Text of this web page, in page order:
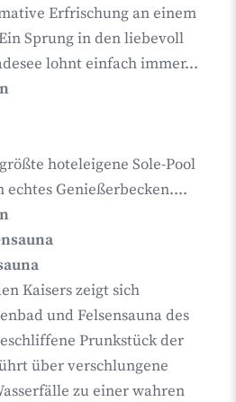
Erfrischung an einem
Sprung in den liebevoll
lohnt einfach immer...
hoteleigene Sole-Pool
echtes Genießerbecken....
Kaisers zeigt sich
und Felsensauna des
Prunkstück der
über verschlungene
zu einer wahren